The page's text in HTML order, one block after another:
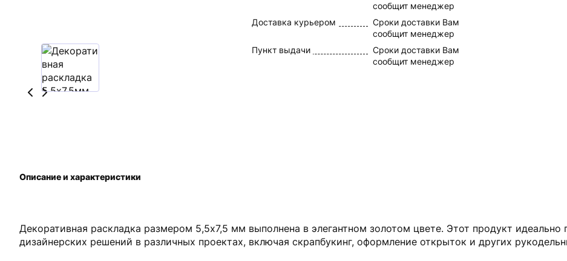
сообщит менеджер
Доставка курьером
Сроки доставки Вам
сообщит менеджер
Пункт выдачи
Сроки доставки Вам
сообщит менеджер
Декоративная раскладка размером 5,5х7,5 мм выполнена в элегантном золотом цвете. Этот продукт идеально
дизайнерских решений в различных проектах, включая скрапбукинг, оформление открыток и других
Описание и характеристики